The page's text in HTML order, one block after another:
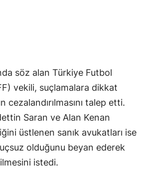
söz alan Türkiye Futbol
vekili, suçlamalara dikkat
cezalandırılmasını talep etti.
Saran ve Alan Kenan
üstlenen sanık avukatları ise
olduğunu beyan ederek
istedi.